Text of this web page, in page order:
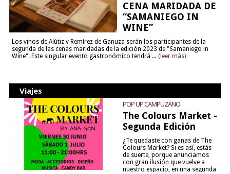
CENA MARIDADA DE
“SAMANIEGO IN
WINE”
Los vinos de Alútiz y Remírez de Ganuza serán los participantes de la
segunda de las cenas maridadas de la edición 2023 de "Samaniego in
Wine". Este singular evento gastronómico tendrá ... (leer más)
Viajes
POP UP CAMPUZANO
The Colours Market -
Segunda Edición
¿Te quedaste con ganas de The
Colours Market? Si es así, estás
de suerte, porque anunciamos
con gran ilusión que vuelve a
nuestro espacio, en una segunda